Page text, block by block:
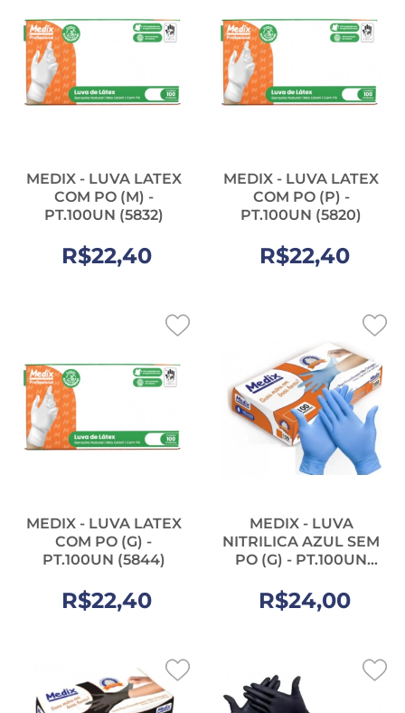
MEDIX - LUVA LATEX
COM PO (M) -
PT.100UN (5832)
R$22,40
MEDIX - LUVA LATEX
COM PO (P) -
PT.100UN (5820)
R$22,40
MEDIX - LUVA LATEX
COM PO (G) -
PT.100UN (5844)
R$22,40
MEDIX - LUVA
NITRILICA AZUL SEM
PO (G) - PT.100UN
R$24,00